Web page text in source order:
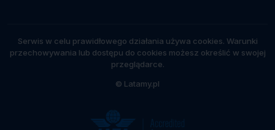
Serwis w celu prawidłowego działania używa cookies. Warunki
przechowywania lub dostępu do cookies możesz określić w swojej
przeglądarce.
© Latamy.pl